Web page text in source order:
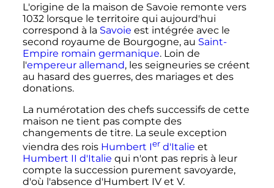
L'origine de la maison de Savoie remonte vers
1032 lorsque le territoire qui aujourd'hui
correspond à la Savoie est intégrée avec le
second royaume de Bourgogne, au Saint-
Empire romain germanique. Loin de
l'empereur allemand, les seigneuries se créent
au hasard des guerres, des mariages et des
donations.
La numérotation des chefs successifs de cette
maison ne tient pas compte des
changements de titre. La seule exception
viendra des rois Humbert Ierd'Italie et
Humbert II d'Italie qui n'ont pas repris à leur
compte la succession purement savoyarde,
d'où l'absence d'Humbert IVet V.